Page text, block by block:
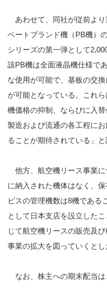
あわせて、同社が従前より
ベートブランド機（PB機）
シリーズの第一弾として
該PB機は全面液晶機仕様で
な使用が可能で、基板の交
が可能となっている。これ
機価格の抑制、ならびに入
製造および流通の各工程に
ることが期待されている」と
他方、航空機リース事業に
に納入された機体はなく、
ビスの管理機数は8機である
として日本支店を設立した
じて航空機リースの販売及
事業の拡大を図っていくとし
なお、株主への期末配当は